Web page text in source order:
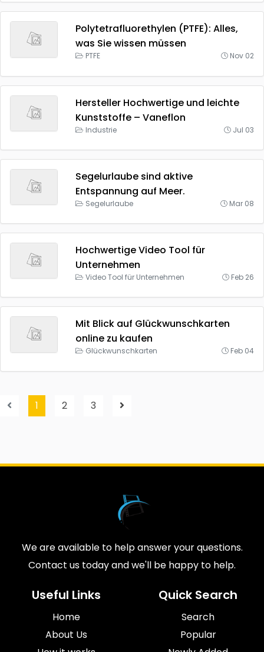
Polytetrafluorethylen (PTFE): Alles,
was Sie wissen müssen
PTFE Nov 02
Hersteller Hochwertige und leichte
Kunststoffe – Vaneflon
Industrie Jul 03
Segelurlaube sind aktive
Entspannung auf Meer.
Segelurlaube Mar 08
Hochwertige Video Tool für
Unternehmen
Video Tool für Unternehmen Feb 26
Mit Blick auf Glückwunschkarten
online zu kaufen
Glückwunschkarten Feb 04
1 2 3
We are available to help answer your questions.
Contact us today and we'll be happy to help.
Useful Links
Home
About Us
Quick Search
Search
Popular